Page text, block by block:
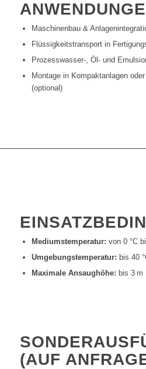
Maschinenbau &
Flüssigkeitstransport in
Prozesswasser-, Öl- und
Montage in Kompaktanlagen
(optional)
Mediumstemperatur: von 0 °C
Umgebungstemperatur: bis 40
Maximale Ansaughöhe: bis 3 m
(AUF